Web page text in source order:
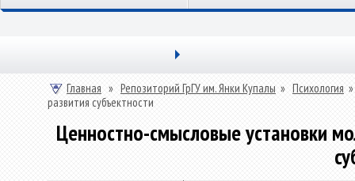
Главная » Репозиторий ГрГУ им. Янки Купалы » Психология »
развития субъектности
Ценностно-смысловые установки